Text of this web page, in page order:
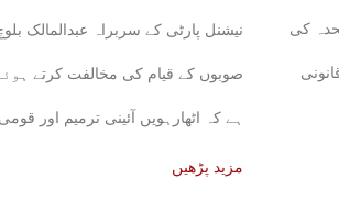
کی نیشنل پارٹی کے سربراہ عبدالمالک
صوبوں کے قیام کی مخالفت کرتے
ہے کہ اٹھارہویں آئینی ترمیم اور قومی
مالیاتی کمیشن
مزید پڑھیں